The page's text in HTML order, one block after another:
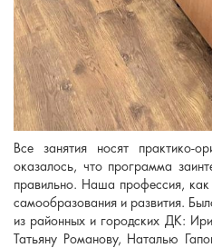
Все занятия носят практико-
оказалось, что программа
правильно. Наша профессия, как
самообразования и развития.
из районных и городских ДК:
Татьяну Романову, Наталью